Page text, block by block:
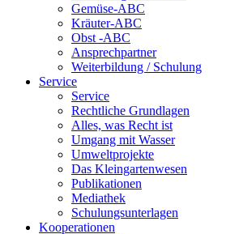
Gemüse-ABC
Kräuter-ABC
Obst -ABC
Ansprechpartner
Weiterbildung / Schulung
Service
Service
Rechtliche Grundlagen
Alles, was Recht ist
Umgang mit Wasser
Umweltprojekte
Das Kleingartenwesen
Publikationen
Mediathek
Schulungsunterlagen
Kooperationen